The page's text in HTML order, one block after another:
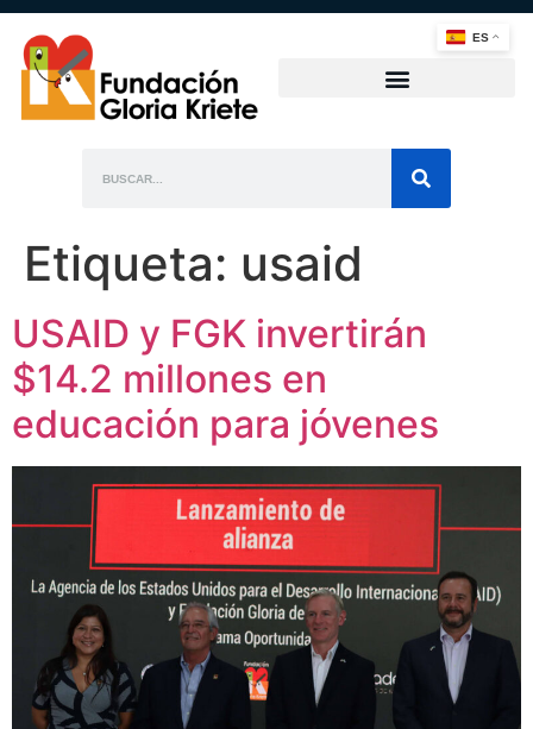
Etiqueta: usaid
USAID y FGK invertirán
$14.2 millones en
educación para jóvenes
ES